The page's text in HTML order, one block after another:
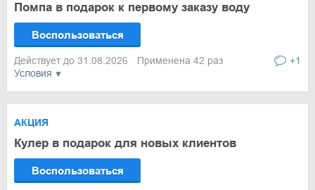
Условия
Помпа в подарок к первому заказу воду
Воспользоваться
Действует до 31.08.2026 Применена 42 раз +1
АКЦИЯ
Кулер в подарок для новых клиентов
Воспользоваться